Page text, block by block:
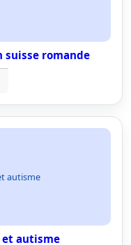
romande
autisme
autisme